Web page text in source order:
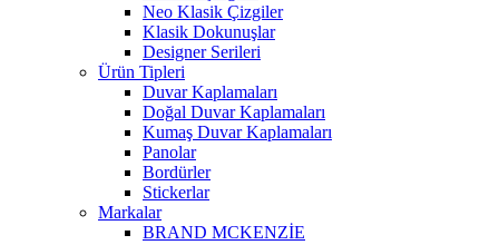
Neo Klasik Çizgiler
Klasik Dokunuşlar
Designer Serileri
Ürün Tipleri
Duvar Kaplamaları
Doğal Duvar Kaplamaları
Kumaş Duvar Kaplamaları
Panolar
Bordürler
Stickerlar
Markalar
BRAND MCKENZİE